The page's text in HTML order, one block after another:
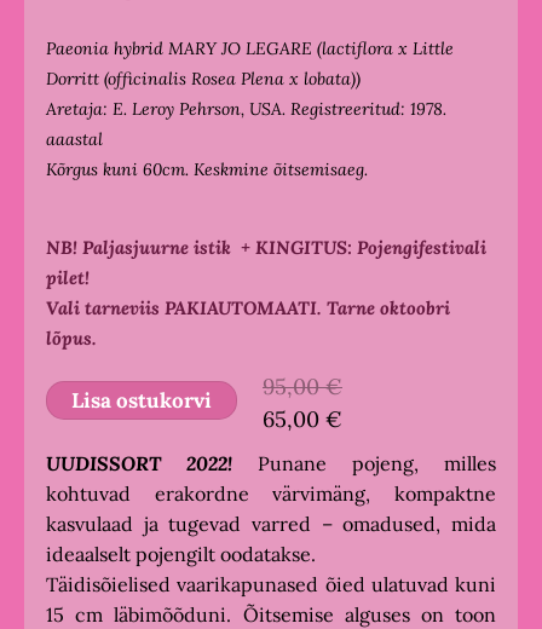
Paeonia hybrid MARY JO LEGARE (lactiflora x Little
Dorritt (officinalis Rosea Plena x lobata))
Aretaja: E. Leroy Pehrson, USA. Registreeritud: 1978.
aaastal
Kõrgus kuni 60cm. Keskmine õitsemisaeg.
NB! Paljasjuurne istik + KINGITUS: Pojengifestivali
pilet!
Vali tarneviis PAKIAUTOMAATI. Tarne oktoobri
lõpus.
Lisa ostukorvi
95,00 €
65,00 €
UUDISSORT 2022! Punane pojeng, milles
kohtuvad erakordne värvimäng, kompaktne
kasvulaad ja tugevad varred – omadused, mida
ideaalselt pojengilt oodatakse.
Täidisõielised vaarikapunased õied ulatuvad kuni
15 cm läbimõõduni. Õitsemise alguses on toon